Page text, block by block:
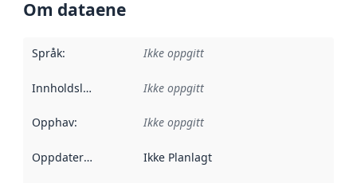
Om dataene
Språk: Ikke oppgitt
Innholdsleverandører :
Ikke oppgitt
Opphav: Ikke oppgitt
Oppdateringsfrekvens :
Ikke Planlagt